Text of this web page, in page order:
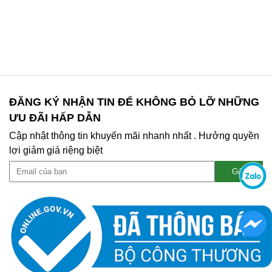
ĐĂNG KÝ NHẬN TIN ĐỂ KHÔNG BỎ LỠ NHỮNG
ƯU ĐÃI HẤP DẪN
Cập nhật thông tin khuyến mãi nhanh nhất . Hưởng quyền
lợi giảm giá riệng biệt